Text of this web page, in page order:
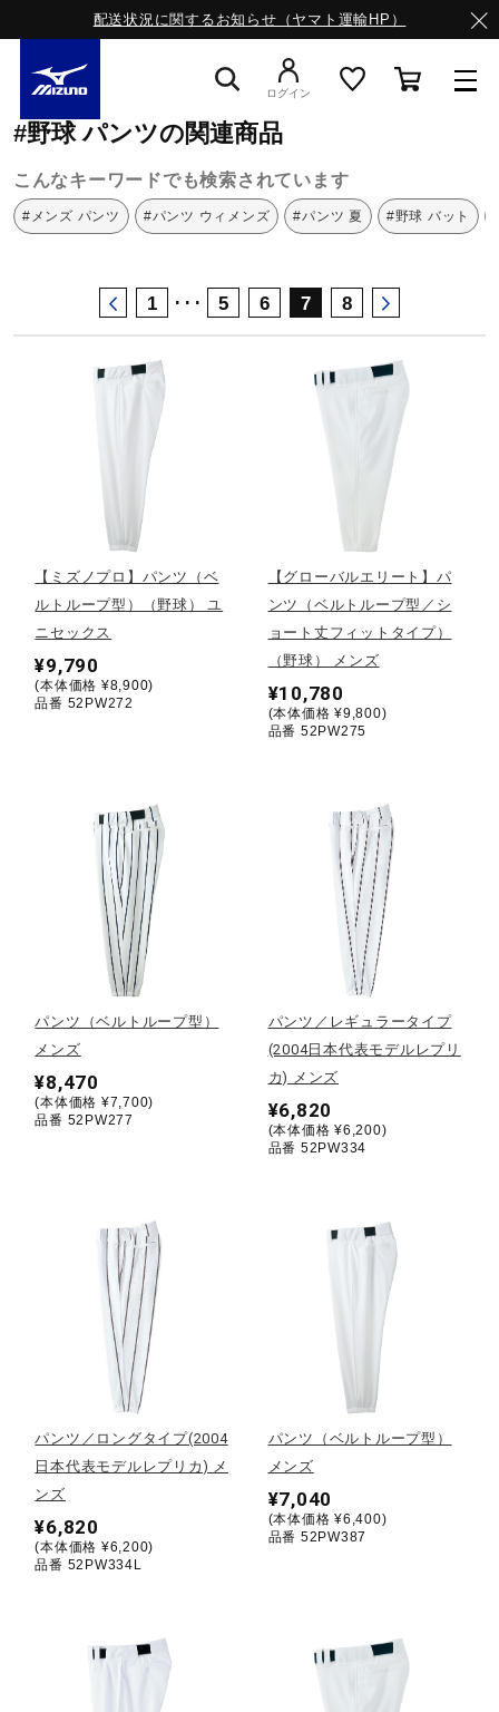
配送状況に関するお知らせ（ヤマト運輸HP）
ライフスタイルウエア
ランニング
サッカー／フットサル
トレーニング
野球
ゴルフ
バレーボール
テニス／ソフトテニス
バドミントン
柔道
ウィンタースポーツ
ワーキング
ウォーキングシューズ
インナー
ログイン
ミズノ公式オンライン
#野球 パンツの関連商品
こんなキーワードでも検索されています
#メンズ パンツ #パンツ ウィメンズ #パンツ 夏 #野球 バット
1 ･･･ 5 6 7 8
【ミズノプロ】パンツ（ベ
ルトループ型）（野球） ユ
ニセックス
¥9,790
(本体価格 ¥8,900)
品番 52PW272
【グローバルエリート】パ
ンツ（ベルトループ型／シ
ョート丈フィットタイプ）
（野球） メンズ
¥10,780
(本体価格 ¥9,800)
品番 52PW275
パンツ（ベルトループ型）
メンズ
¥8,470
(本体価格 ¥7,700)
品番 52PW277
パンツ／レギュラータイプ
(2004日本代表モデルレプリ
カ) メンズ
¥6,820
(本体価格 ¥6,200)
品番 52PW334
パンツ／ロングタイプ(2004
日本代表モデルレプリカ) メ
ンズ
¥6,820
(本体価格 ¥6,200)
品番 52PW334L
パンツ（ベルトループ型）
メンズ
¥7,040
(本体価格 ¥6,400)
品番 52PW387